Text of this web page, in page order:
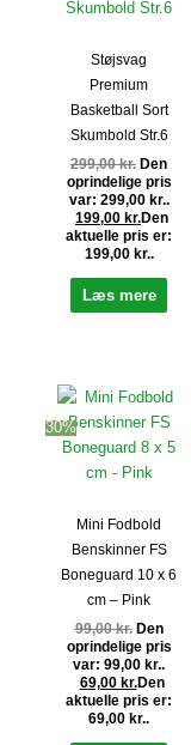
Støjsvag
Premium
Basketball Sort
Skumbold Str.6
299,00kr. Den
oprindelige pris
var: 299,00 kr..
199,00 kr.Den
aktuelle pris er:
199,00 kr..
Læs mere
30%
Mini Fodbold
Benskinner FS
Boneguard 10 x 6
cm – Pink
99,00kr. Den
oprindelige pris
var: 99,00 kr..
69,00 kr.Den
aktuelle pris er:
69,00 kr..